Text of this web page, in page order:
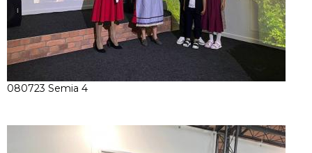
080723 Semia 4